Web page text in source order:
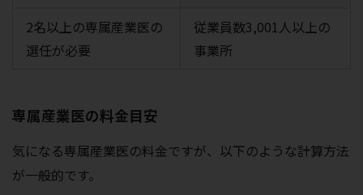
2名以上の専属産業医の
選任が必要
従業員数3,001人以上の
事業所
専属産業医の料金目安
気になる専属産業医の料金ですが、以下のような計算方法
が一般的です。